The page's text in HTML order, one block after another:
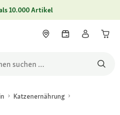
10.000 Artikel
Katzenernährung